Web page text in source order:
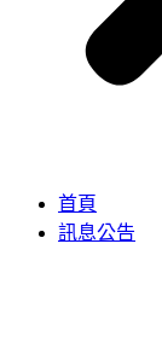
首頁
訊息公告